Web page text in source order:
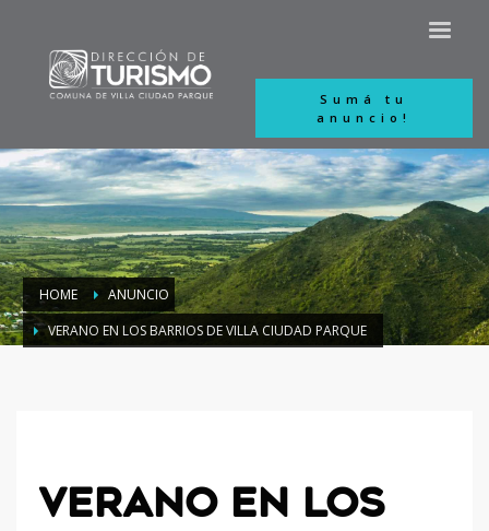
Sumá tu
anuncio!
HOME
ANUNCIO
VERANO EN LOS BARRIOS DE VILLA CIUDAD PARQUE
VERANO EN LOS